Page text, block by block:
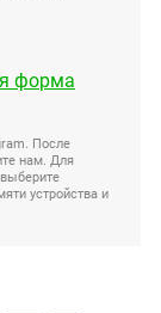
форма
После
нам. Для
устройства и